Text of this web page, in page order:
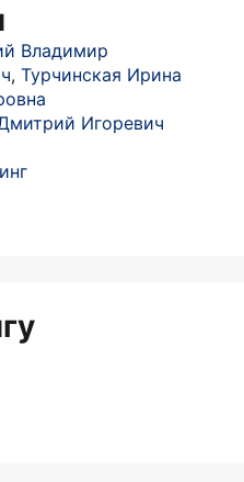
Владимир
, Турчинская Ирина
Игоревич